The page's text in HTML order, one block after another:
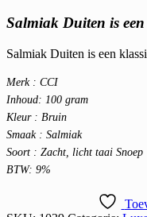
Salmiak Duiten is
Salmiak Duiten is een
Merk : CCI
Inhoud: 100 gram
Kleur : Bruin
Smaak : Salmiak
Soort : Zacht, licht taai Snoep
BTW: 9%